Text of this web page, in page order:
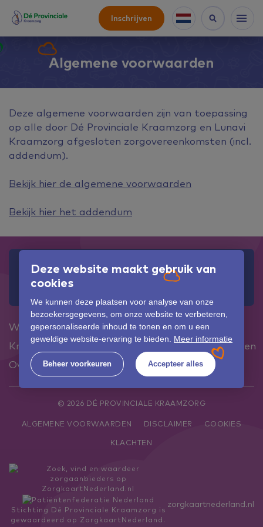
Deze website maakt gebruik van
cookies
We kunnen deze plaatsen voor analyse van onze
bezoekersgegevens, om onze website te verbeteren,
gepersonaliseerde inhoud te tonen en om u een
geweldige website-ervaring te bieden. Meer informatie
Beheer voorkeuren Accepteer alles
Inschrijven
Algemene voorwaarden
Deze algemene voorwaarden zijn van toepassing
op alle door Dé Provinciale Kraamzorg en Lunavi
Kraamzorg afgesloten zorgovereenkomsten (incl.
addendum).
Bekijk hier de algemene voorwaarden
Bekijk hier het addendum
Onze informatielijn
0113 22 4000
Onze bevallingslijn
0113 22 4022
Werken bij Zwanger
Bevalling
Kraamtijd
FAQ
Kraamverhalen
Over ons
Cursussen Contact
© 2026 DÉ PROVINCIALE KRAAMZORG
ALGEMENE VOORWAARDEN DISCLAIMER
COOKIES
KLACHTEN
Stichting Dé Provinciale Kraamzorg is
gewaardeerd op ZorgkaartNederland.
zorgkaartnederland.nl